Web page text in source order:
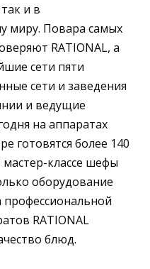
и в
миру. Повара самых
RATIONAL, а
сети пяти
сети и заведения
и ведущие
на аппаратах
готовятся более 140
классе шефы
оборудование
RATIONAL
блюд.